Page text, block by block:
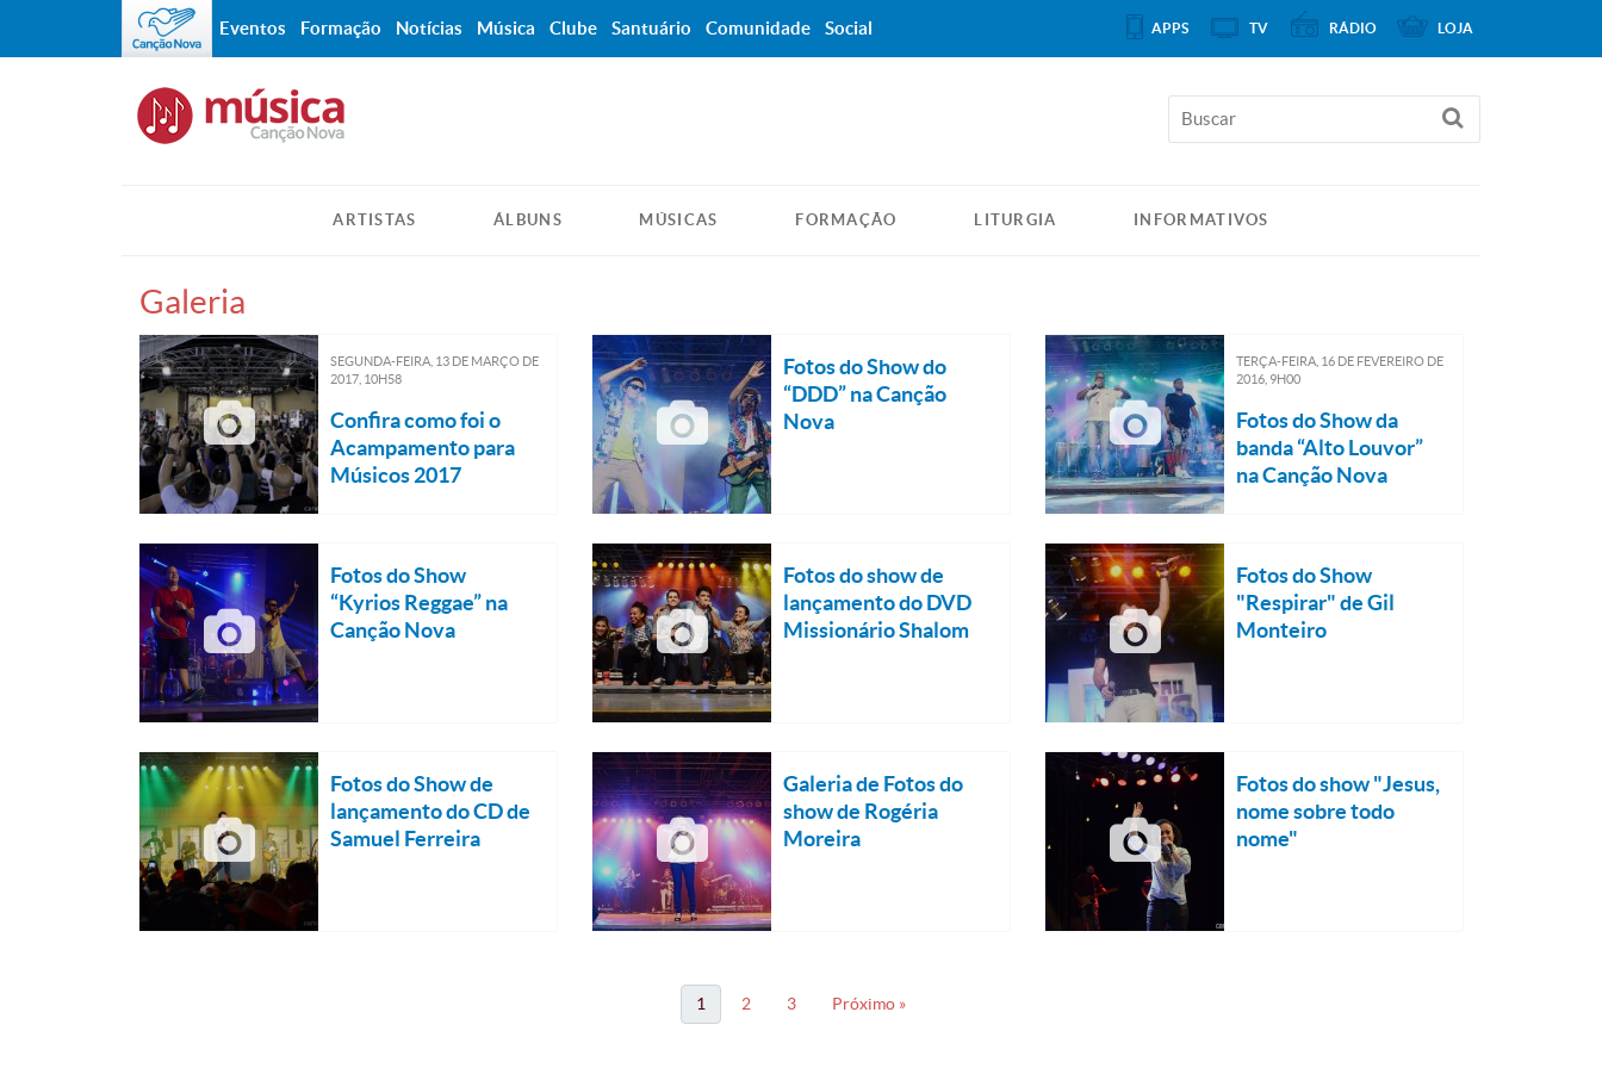
ARTISTAS ÁLBUNS MÚSICAS FORMAÇÃO LITURGIA INFORMATIVOS
Galeria
SEGUNDA-FEIRA, 13 DE MARÇO DE
2017, 10H58
Confira como foi o
Acampamento para
Músicos 2017
Fotos do Show do
“DDD” na Canção
Nova
TERÇA-FEIRA, 16 DE FEVEREIRO DE
2016, 9H00
Fotos do Show da
banda “Alto Louvor”
na Canção Nova
Fotos do Show
“Kyrios Reggae” na
Canção Nova
Fotos do show de
lançamento do DVD
Missionário Shalom
Fotos do Show
"Respirar" de Gil
Monteiro
Fotos do Show de
lançamento do CD de
Samuel Ferreira
Galeria de Fotos do
show de Rogéria
Moreira
Fotos do show "Jesus,
nome sobre todo
nome"
1 2 3 Próximo »
Eventos Formação Notícias Música Clube Santuário Comunidade Social APPS TV RÁDIO LOJA